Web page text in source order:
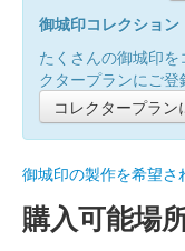
御城印コレクショ
たくさんの御城印
クタープランにご登
コレクタープラン
御城印の製作を希望さ
購入可能場